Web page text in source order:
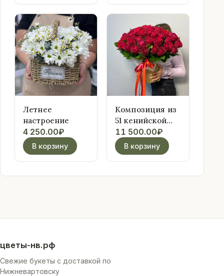
Летнее
настроение
4 250.00₽
В корзину
Композиция из
51 кенийской
розы в шляпной
коробке
11 500.00₽
В корзину
цветы-нв.рф
Свежие букеты с доставкой по
Нижневартовску